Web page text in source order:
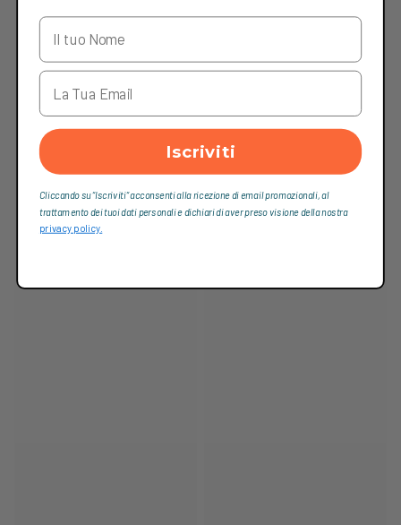
Iscriviti
Cliccando su “Iscriviti“ acconsenti alla ricezione di email promozionali, al
trattamento dei tuoi dati personali e dichiari di aver preso visione della nostra
privacy policy.